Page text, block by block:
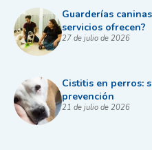
Guarderías
servicios ofrecen?
27 de julio de 2026
Cistitis en perros:
prevención
21 de julio de 2026